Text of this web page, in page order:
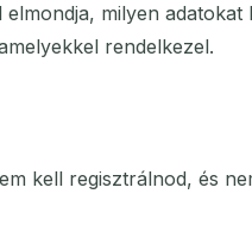
milyen
rendelkezel.
kell regisztrálnod, és